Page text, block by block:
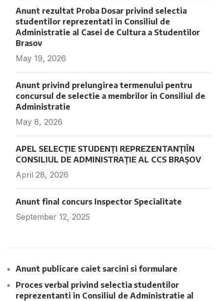
Anunt rezultat Proba Dosar privind selectia
studentilor reprezentati in Consiliul de
Administratie al Casei de Cultura a Studentilor
Brasov
May 19, 2026
Anunt privind prelungirea termenului pentru
concursul de selectie a membrilor in Consiliul de
Administratie
May 8, 2026
APEL SELECȚIE STUDENȚI REPREZENTANȚIÎN
CONSILIUL DE ADMINISTRAȚIE AL CCS BRAȘOV
April 28, 2026
Anunt final concurs Inspector Specialitate
September 12, 2025
Anunt publicare caiet sarcini si formulare
Proces verbal privind selectia studentilor
reprezentanti in Consiliul de Administratie al